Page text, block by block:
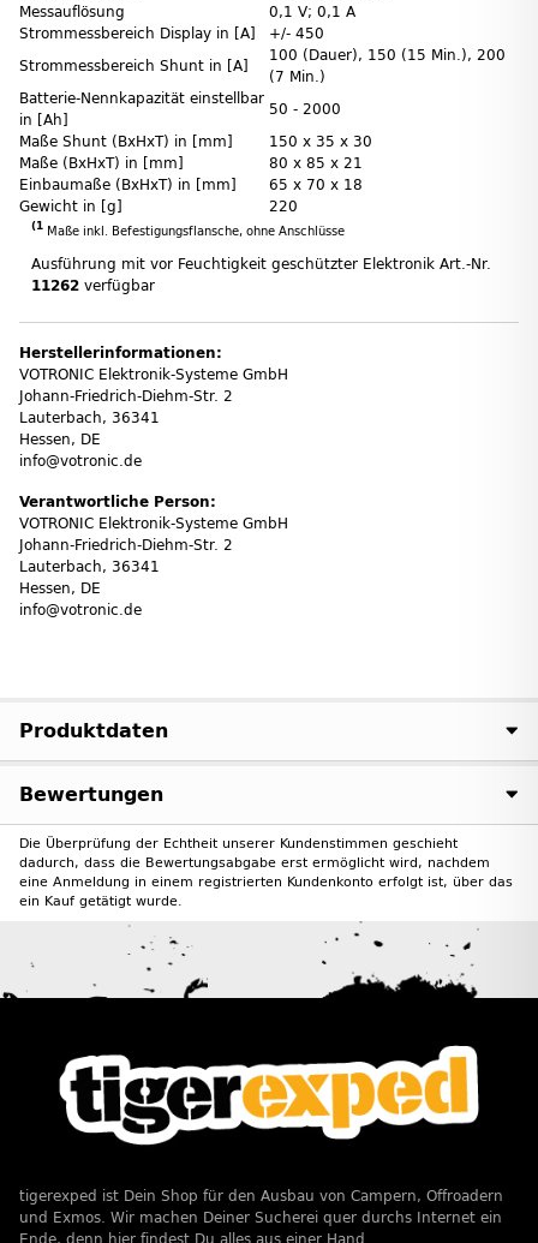
Messauflösung
0,1 V; 0,1 A
Strommessbereich Display in [A]
+/- 450
Strommessbereich Shunt in [A]
100 (Dauer), 150 (15 Min.), 200
(7 Min.)
Batterie-Nennkapazität einstellbar
in [Ah]
50 - 2000
Maße Shunt (BxHxT) in [mm]
150 x 35 x 30
Maße (BxHxT) in [mm]
80 x 85 x 21
Einbaumaße (BxHxT) in [mm]
65 x 70 x 18
Gewicht in [g]
220
(1 Maße inkl. Befestigungsflansche, ohne Anschlüsse
Ausführung mit vor Feuchtigkeit geschützter Elektronik Art.-Nr.
11262 verfügbar
Herstellerinformationen:
VOTRONIC Elektronik-Systeme GmbH
Johann-Friedrich-Diehm-Str. 2
Lauterbach, 36341
Hessen, DE
info@votronic.de
Verantwortliche Person:
VOTRONIC Elektronik-Systeme GmbH
Johann-Friedrich-Diehm-Str. 2
Lauterbach, 36341
Hessen, DE
info@votronic.de
Produktdaten
Bewertungen
Die Überprüfung der Echtheit unserer Kundenstimmen geschieht
dadurch, dass die Bewertungsabgabe erst ermöglicht wird, nachdem
eine Anmeldung in einem registrierten Kundenkonto erfolgt ist, über das
ein Kauf getätigt wurde.
tigerexped ist Dein Shop für den Ausbau von Campern, Offroadern
und Exmos. Wir machen Deiner Sucherei quer durchs Internet ein